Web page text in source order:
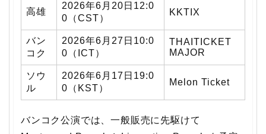
高雄
2026年6月20日12:0
0（CST）
KKTIX
バン
コク
2026年6月27日10:0
0（ICT）
THAITICKET
MAJOR
ソウ
ル
2026年6月17日19:0
0（KST）
Melon Ticket
バンコク公演では、一般販売に先駆けて